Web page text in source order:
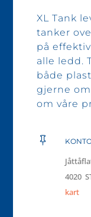
XL Tank
tanker
på
alle ledd.
både
gjerne
om våre

4020
kart